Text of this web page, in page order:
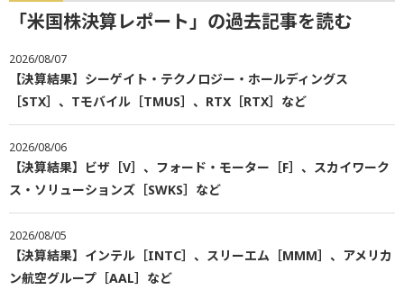
「米国株決算レポート」の過去記事を読む
2026/08/07
【決算結果】シーゲイト・テクノロジー・ホールディングス
［STX］、Tモバイル［TMUS］、RTX［RTX］など
2026/08/06
【決算結果】ビザ［V］、フォード・モーター［F］、スカイワーク
ス・ソリューションズ［SWKS］など
2026/08/05
【決算結果】インテル［INTC］、スリーエム［MMM］、アメリカ
ン航空グループ［AAL］など